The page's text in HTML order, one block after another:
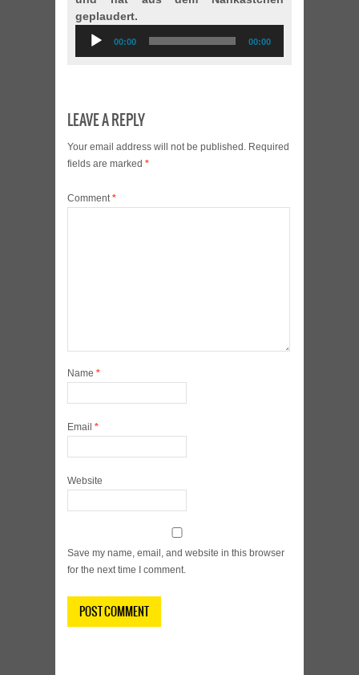
geplaudert.
Audio
Player
00:00 00:00
LEAVE A REPLY
Your email address will not be published. Required
fields are marked *
Comment*
Name *
Email *
Website
Save my name, email, and website in this browser
for the next time I comment.